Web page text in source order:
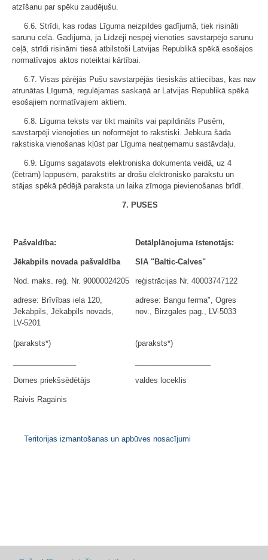
atzīšanu par spēku zaudējušu.
6.6. Strīdi, kas rodas Līguma neizpildes gadījumā, tiek risināti
sarunu ceļā. Gadījumā, ja Līdzēji nespēj vienoties savstarpējo sarunu
ceļā, strīdi risināmi tiesā atbilstoši Latvijas Republikā spēkā esošajos
normatīvajos aktos noteiktai kārtībai.
6.7. Visas pārējās Pušu savstarpējās tiesiskās attiecības, kas nav
atrunātas Līgumā, regulējamas saskaņā ar Latvijas Republikā spēkā
esošajiem normatīvajiem aktiem.
6.8. Līguma teksts var tikt mainīts vai papildināts Pusēm,
savstarpēji vienojoties un noformējot to rakstiski. Jebkura šāda
rakstiska vienošanas kļūst par Līguma neatņemamu sastāvdaļu.
6.9. Līgums sagatavots elektroniska dokumenta veidā, uz 4
(četrām) lappusēm, parakstīts ar drošu elektronisko parakstu un
stājas spēkā pēdējā paraksta un laika zīmoga pievienošanas brīdī.
7. PUSES
Pašvaldība:
Jēkabpils novada pašvaldība
Nod. maks. reģ. Nr. 90000024205
adrese: Brīvības iela 120,
Jēkabpils, Jēkabpils novads,
LV-5201
Detālplānojuma īstenotājs:
SIA "Baltic-Calves"
reģistrācijas Nr. 40003747122
adrese: Bangu ferma", Ogres
nov., Birzgales pag., LV-5033
(paraksts*)
Domes priekšsēdētājs
Raivis Ragainis
(paraksts*)
valdes loceklis
Teritorijas izmantošanas un apbūves nosacījumi